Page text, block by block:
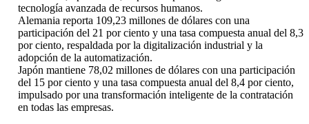
tecnología avanzada de recursos humanos.
Alemania reporta 109,23 millones de dólares con una
participación del 21 por ciento y una tasa compuesta anual del 8,3
por ciento, respaldada por la digitalización industrial y la
adopción de la automatización.
Japón mantiene 78,02 millones de dólares con una participación
del 15 por ciento y una tasa compuesta anual del 8,4 por ciento,
impulsado por una transformación inteligente de la contratación
en todas las empresas.